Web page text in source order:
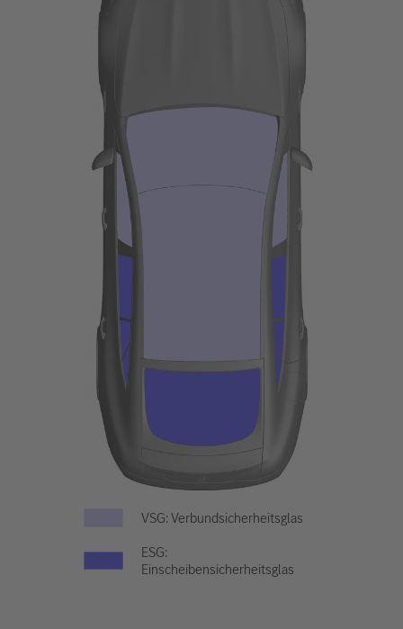
VSG: Verbundsicherheitsglas
ESG:
Einscheibensicherheitsglas